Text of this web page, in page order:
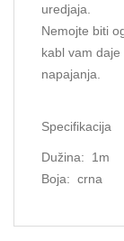
uredjaja.
Nemojte biti
kabl vam
napajanja.
Specifikacija
Dužina: 1m
Boja: crna